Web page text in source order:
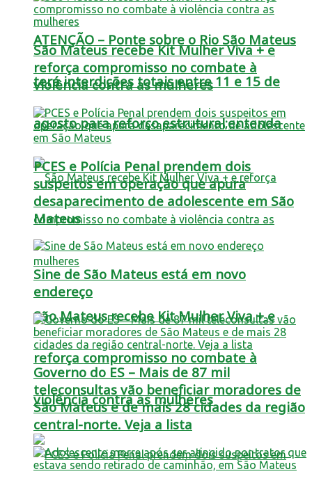
ATENÇÃO – Ponte sobre o Rio São Mateus
terá interdições totais entre 11 e 15 de
agosto para reforço estrutural;entenda
São Mateus recebe Kit Mulher Viva + e
reforça compromisso no combate à
violência contra as mulheres
São Mateus recebe Kit Mulher Viva + e
reforça compromisso no combate à
violência contra as mulheres
PCES e Polícia Penal prendem dois
suspeitos em operação que apura
desaparecimento de adolescente em São
Mateus
Sine de São Mateus está em novo
endereço
Governo do ES – Mais de 87 mil
teleconsultas vão beneficiar moradores de
São Mateus e de mais 28 cidades da região
central-norte. Veja a lista